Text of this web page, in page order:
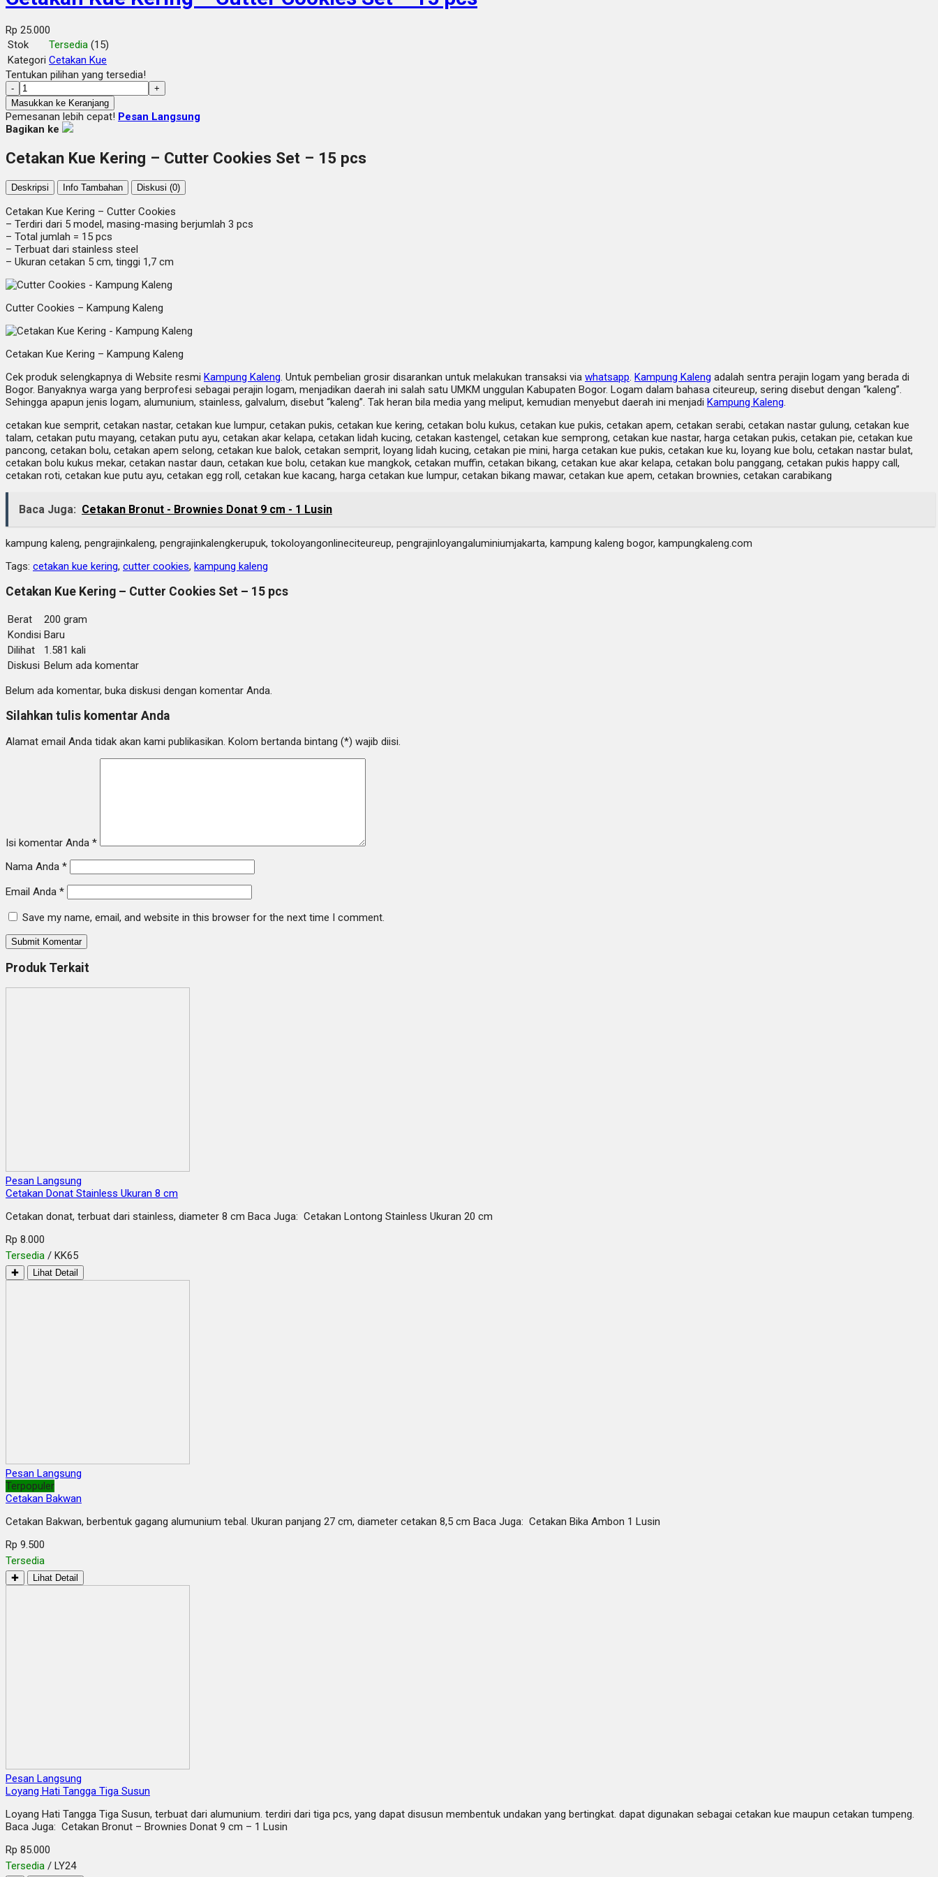
Rp 25.000
Stok
Tersedia (15)
Kategori Cetakan Kue
Tentukan pilihan yang tersedia!
-
+
Masukkan ke Keranjang
Pemesanan lebih cepat! Pesan Langsung
Bagikan ke
Cetakan Kue Kering – Cutter Cookies Set – 15 pcs
Deskripsi Info Tambahan Diskusi (0)
Cetakan Kue Kering – Cutter Cookies
– Terdiri dari 5 model, masing-masing berjumlah 3 pcs
– Total jumlah = 15 pcs
– Terbuat dari stainless steel
– Ukuran cetakan 5 cm, tinggi 1,7 cm
Cutter Cookies – Kampung Kaleng
Cetakan Kue Kering – Kampung Kaleng
Cek produk selengkapnya di Website resmi Kampung Kaleng . Untuk pembelian grosir disarankan untuk melakukan transaksi via whatsapp Kampung Kaleng adalah sentra perajin logam yang berada di
Bogor. Banyaknya warga yang berprofesi sebagai perajin logam, menjadikan daerah ini salah satu UMKM unggulan Kabupaten Bogor. Logam dalam bahasa citeureup, sering disebut dengan “kaleng”.
Sehingga apapun jenis logam, alumunium, stainless, galvalum, disebut “kaleng”. Tak heran bila media yang meliput, kemudian menyebut daerah ini menjadi Kampung Kaleng
cetakan kue semprit, cetakan nastar, cetakan kue lumpur, cetakan pukis, cetakan kue kering, cetakan bolu kukus, cetakan kue pukis, cetakan apem, cetakan serabi, cetakan nastar gulung, cetakan kue
talam, cetakan putu mayang, cetakan putu ayu, cetakan akar kelapa, cetakan lidah kucing, cetakan kastengel, cetakan kue semprong, cetakan kue nastar, harga cetakan pukis, cetakan pie, cetakan kue
pancong, cetakan bolu, cetakan apem selong, cetakan kue balok, cetakan semprit, loyang lidah kucing, cetakan pie mini, harga cetakan kue pukis, cetakan kue ku, loyang kue bolu, cetakan nastar bulat,
cetakan bolu kukus mekar, cetakan nastar daun, cetakan kue bolu, cetakan kue mangkok, cetakan muffin, cetakan bikang, cetakan kue akar kelapa, cetakan bolu panggang, cetakan pukis happy call,
cetakan roti, cetakan kue putu ayu, cetakan egg roll, cetakan kue kacang, harga cetakan kue lumpur, cetakan bikang mawar, cetakan kue apem, cetakan brownies, cetakan carabikang
Baca Juga: Cetakan Bronut - Brownies Donat 9 cm - 1 Lusin
kampung kaleng, pengrajinkaleng, pengrajinkalengkerupuk, tokoloyangonlineciteureup, pengrajinloyangaluminiumjakarta, kampung kaleng bogor, kampungkaleng.com
Tags: cetakan kue kering, cutter cookies, kampung kaleng
Cetakan Kue Kering – Cutter Cookies Set – 15 pcs
Berat
200 gram
Kondisi Baru
Dilihat
1.581 kali
Diskusi Belum ada komentar
Belum ada komentar, buka diskusi dengan komentar Anda.
Silahkan tulis komentar Anda
Alamat email Anda tidak akan kami publikasikan. Kolom bertanda bintang (*) wajib diisi.
Isi komentar Anda *
Nama Anda *
Email Anda *
Save my name, email, and website in this browser for the next time I comment.
Produk Terkait
Pesan Langsung
Cetakan Donat Stainless Ukuran 8 cm
Cetakan donat, terbuat dari stainless, diameter 8 cm Baca Juga: Cetakan Lontong Stainless Ukuran 20 cm
Rp 8.000
Tersedia / KK65
✚ Lihat Detail
Pesan Langsung
Terpopuler
Cetakan Bakwan
Cetakan Bakwan, berbentuk gagang alumunium tebal. Ukuran panjang 27 cm, diameter cetakan 8,5 cm Baca Juga: Cetakan Bika Ambon 1 Lusin
Rp 9.500
Tersedia
✚ Lihat Detail
Pesan Langsung
Loyang Hati Tangga Tiga Susun
Loyang Hati Tangga Tiga Susun, terbuat dari alumunium. terdiri dari tiga pcs, yang dapat disusun membentuk undakan yang bertingkat. dapat digunakan sebagai cetakan kue maupun cetakan tumpeng.
Baca Juga: Cetakan Bronut – Brownies Donat 9 cm – 1 Lusin
Rp 85.000
Tersedia / LY24